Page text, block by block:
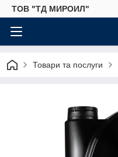
ТОВ "ТД МИРОИЛ"
Товари та послуги